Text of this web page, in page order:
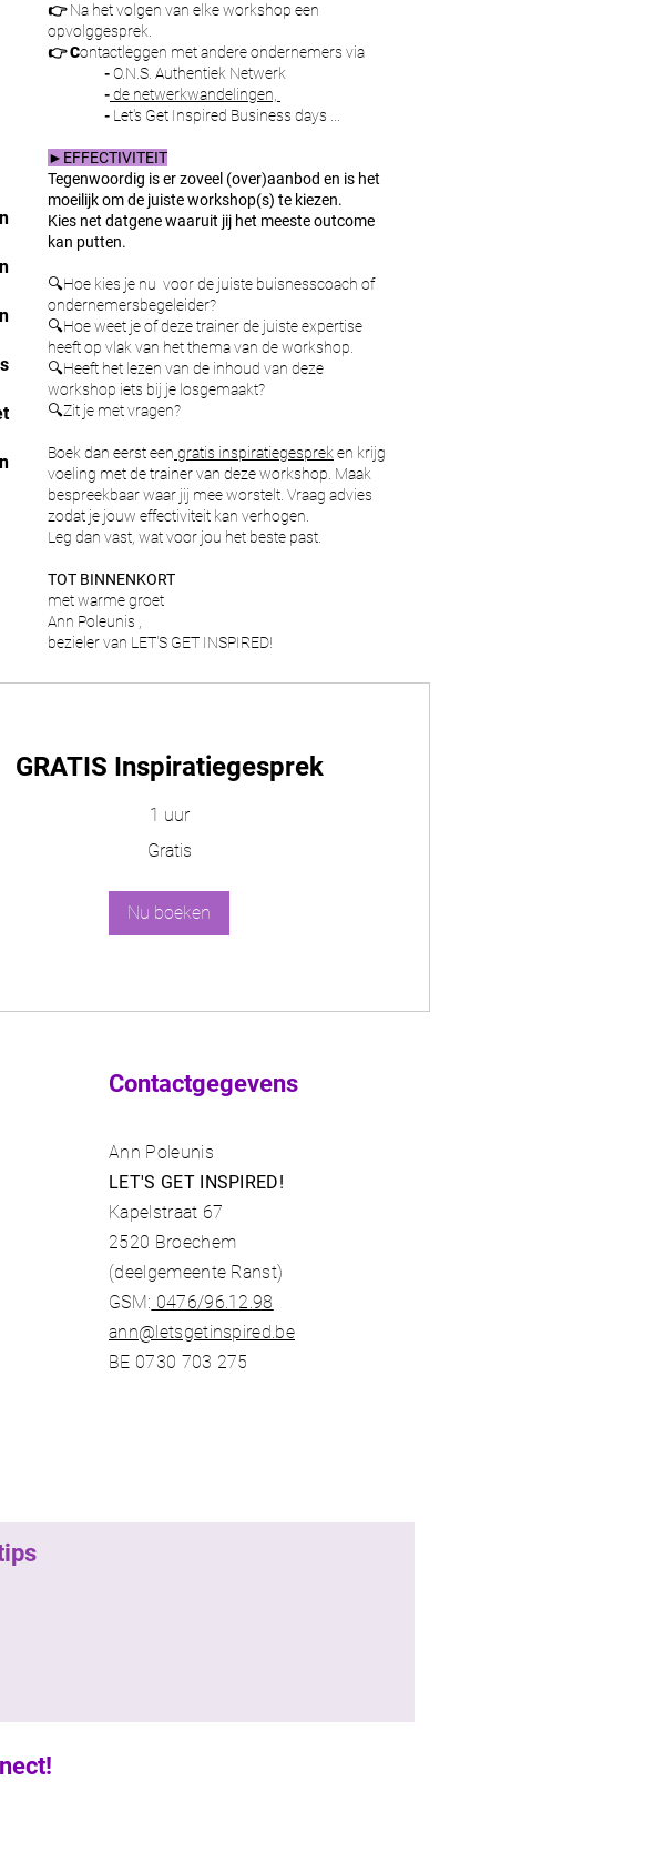
👉Na het volgen van elke workshop een
opvolggesprek.
👉 Contactleggen met andere ondernemers via
- O.N.S. Authentiek Netwerk
-de netwerkwandelingen,
- Let's Get Inspired Business days ...
►EFFECTIVITEIT
Tegenwoordig is er zoveel (over)aanbod en is het
moeilijk om de juiste workshop(s) te kiezen.
Kies net datgene waaruit jij het meeste outcome
kan putten.
🔍Hoe kies je nu voor de juiste buisnesscoach of
ondernemersbegeleider?
🔍Hoe weet je of deze trainer de juiste expertise
heeft op vlak van het thema van de workshop.
🔍Heeft het lezen van de inhoud van deze
workshop iets bij je losgemaakt?
🔍Zit je met vragen?
Boek dan eerst een gratis inspiratiegesprek en krijg
voeling met de trainer van deze workshop. Maak
bespreekbaar waar jij mee worstelt. Vraag advies
zodat je jouw effectiviteit kan verhogen.
Leg dan vast, wat voor jou het beste past.
TOT BINNENKORT
met warme groet
Ann Poleunis ,
bezieler van LET'S GET INSPIRED!
GRATIS Inspiratiegesprek
1 uur
Gratis
Nu boeken
Contactgegevens
Ann Poleunis
LET'S GET INSPIRED!
Kapelstraat 67
2520 Broechem
(deelgemeente Ranst)​
GSM: 0476/96.12.98​
ann@letsgetinspired.be
BE 0730 703 275